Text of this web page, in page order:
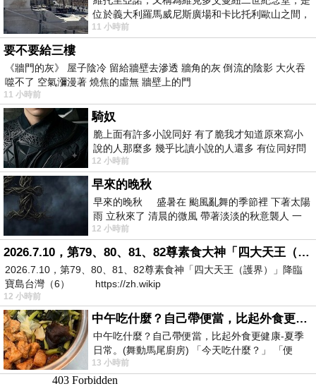
位於義大利羅馬威尼斯廣場和卡比托利歐山之間，
用以紀念統一義大利統一後的的第一位國
11 小時前
要不要給三樓
《牆門的灰》 屋子陰冷 留給牆壁去滲透 牆角的灰 倒流的陰影 大火吞
噬不了 空氣瀰漫著 燒焦的虛無 牆壁上的門
11 小時前
騎奴
脆上面有許多小說同好 有了脆我才知道原來寫小
說的人那麼多 幾乎比讀小說的人還多 有位同好問
了一個問題 她說為什麼高中文學獎的
12 小時前
早來的晚秋
早來的晚秋 盛暑在 颱風亂舞的季節裡 下著太陽
雨 立秋來了 清晨的微風 帶著淡淡的秋意襲人 一
下子 又被赤
12 小時前
2026.7.10，第79、80、81、82尊素食大神「四大天王（護界）」降臨寶島台灣（6）
2026.7.10，第79、80、81、82尊素食神「四大天王（護界）」降臨
寶島台灣（6） https://zh.wikip
12 小時前
中午吃什麼？自己帶便當，比起外食更健康-夏季日常。(舞動馬尾廚房)
中午吃什麼？自己帶便當，比起外食更健康-夏季
日常。(舞動馬尾廚房) 「今天吃什麼？」 「便
當？麵？還是炒飯？」 每天都在選擇
13 小時前